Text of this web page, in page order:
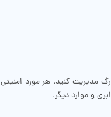
مدیریت کنید. هر مورد امنیتی